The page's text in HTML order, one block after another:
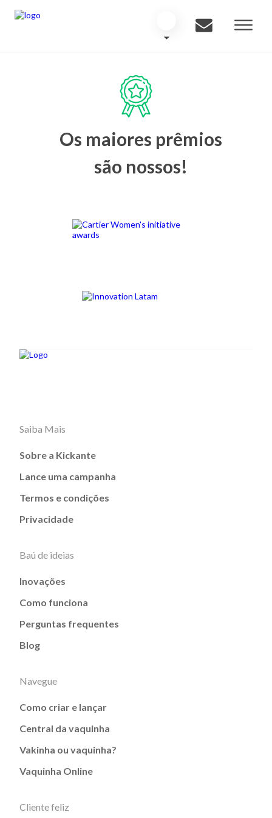
Os maiores prêmios
são nossos!
Saiba Mais
Sobre a Kickante
Lance uma campanha
Termos e condições
Privacidade
Baú de ideias
Inovações
Como funciona
Perguntas frequentes
Blog
Navegue
Como criar e lançar
Central da vaquinha
Vakinha ou vaquinha?
Vaquinha Online
Cliente feliz